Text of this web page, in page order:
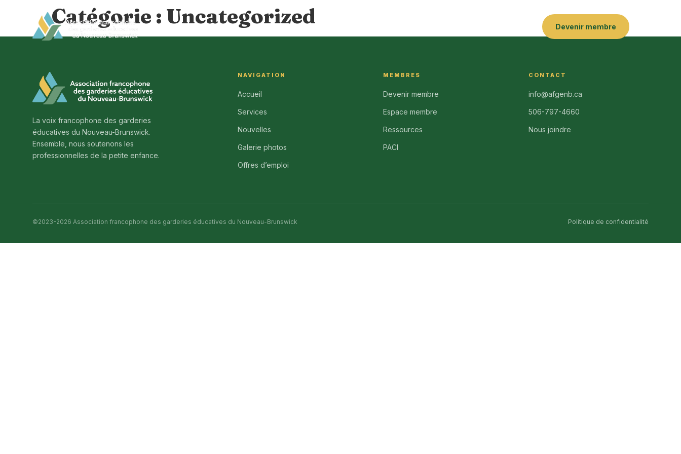
Devenir membre
Catégorie : Uncategorized
La voix francophone des garderies
éducatives du Nouveau-Brunswick.
Ensemble, nous soutenons les
professionnelles de la petite enfance.
NAVIGATION
Accueil
Services
Nouvelles
Galerie photos
Offres d’emploi
MEMBRES
Devenir membre
Espace membre
Ressources
PACI
CONTACT
info@afgenb.ca
506-797-4660
Nous joindre
©2023-2026 Association francophone des garderies éducatives du Nouveau-Brunswick Politique de confidentialité